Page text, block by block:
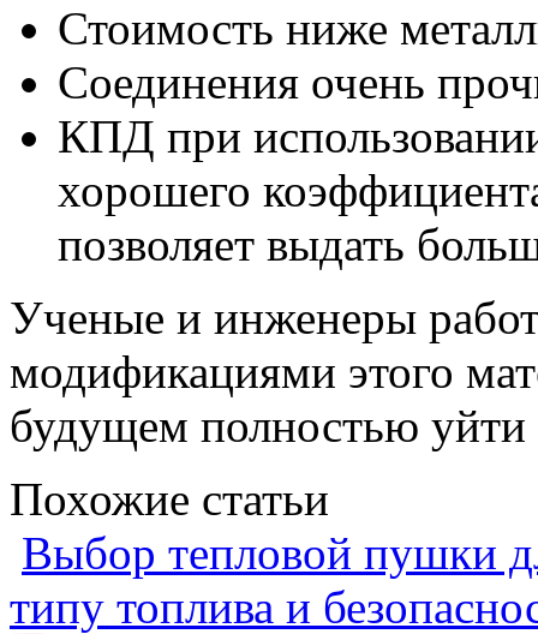
Стоимость ниже
Соединения очень
КПД при
хорошего
позволяет выдать
Ученые и инженеры
модификациями этого
будущем полностью уйти
Похожие статьи
Выбор тепловой пушки
типу топлива и